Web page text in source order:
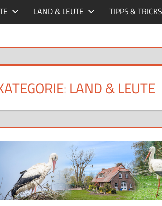
LAND & LEUTE TIPPS & TRICKS
LAND & LEUTE